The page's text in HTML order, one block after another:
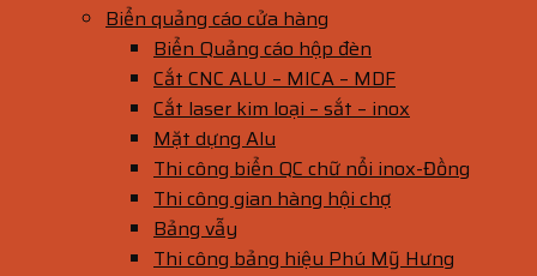
Biển quảng cáo cửa hàng
Biển Quảng cáo hộp đèn
Cắt CNC ALU – MICA – MDF
Cắt laser kim loại – sắt – inox
Mặt dựng Alu
Thi công biển QC chữ nổi inox-Đồng
Thi công gian hàng hội chợ
Bảng vẫy
Thi công bảng hiệu Phú Mỹ Hưng